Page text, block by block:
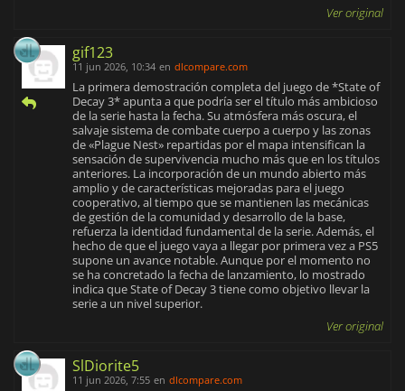
Ver original
gif123
11 jun 2026, 10:34 en dlcompare.com
La primera demostración completa del juego de *State of
Decay 3* apunta a que podría ser el título más ambicioso
de la serie hasta la fecha. Su atmósfera más oscura, el
salvaje sistema de combate cuerpo a cuerpo y las zonas
de «Plague Nest» repartidas por el mapa intensifican la
sensación de supervivencia mucho más que en los títulos
anteriores. La incorporación de un mundo abierto más
amplio y de características mejoradas para el juego
cooperativo, al tiempo que se mantienen las mecánicas
de gestión de la comunidad y desarrollo de la base,
refuerza la identidad fundamental de la serie. Además, el
hecho de que el juego vaya a llegar por primera vez a PS5
supone un avance notable. Aunque por el momento no
se ha concretado la fecha de lanzamiento, lo mostrado
indica que State of Decay 3 tiene como objetivo llevar la
serie a un nivel superior.
Ver original
SlDiorite5
11 jun 2026, 7:55 en dlcompare.com